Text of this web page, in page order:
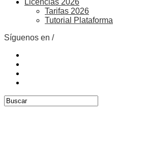
Licencias 2026
Tarifas 2026
Tutorial Plataforma
Síguenos en /